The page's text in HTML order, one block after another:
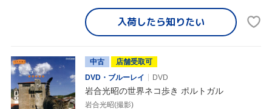
入荷したら知りたい
中古
店舗受取可
DVD・ブルーレイ
DVD
岩合光昭の世界ネコ歩き ポルトガル
岩合光昭(撮影)